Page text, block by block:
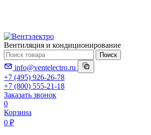
Вентиляция и кондиционирование
Поиск
info@ventelectro.ru
+7 (495) 926-26-78
+7 (800) 555-21-18
Заказать звонок
0
Корзина
0 ₽